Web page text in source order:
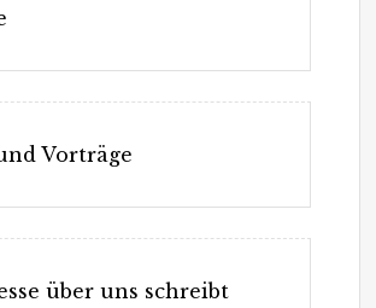
Vorträge
über uns schreibt